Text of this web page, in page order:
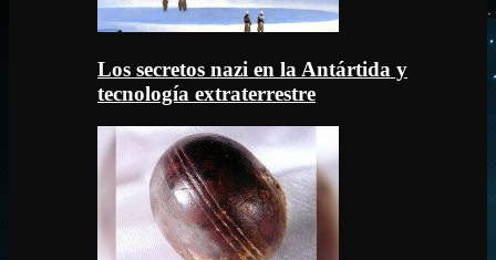
Los secretos nazi en la Antártida y
tecnología extraterrestre